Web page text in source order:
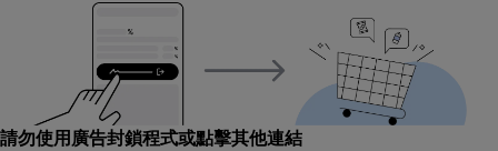
請勿使用廣告封鎖程式或點擊其他連結